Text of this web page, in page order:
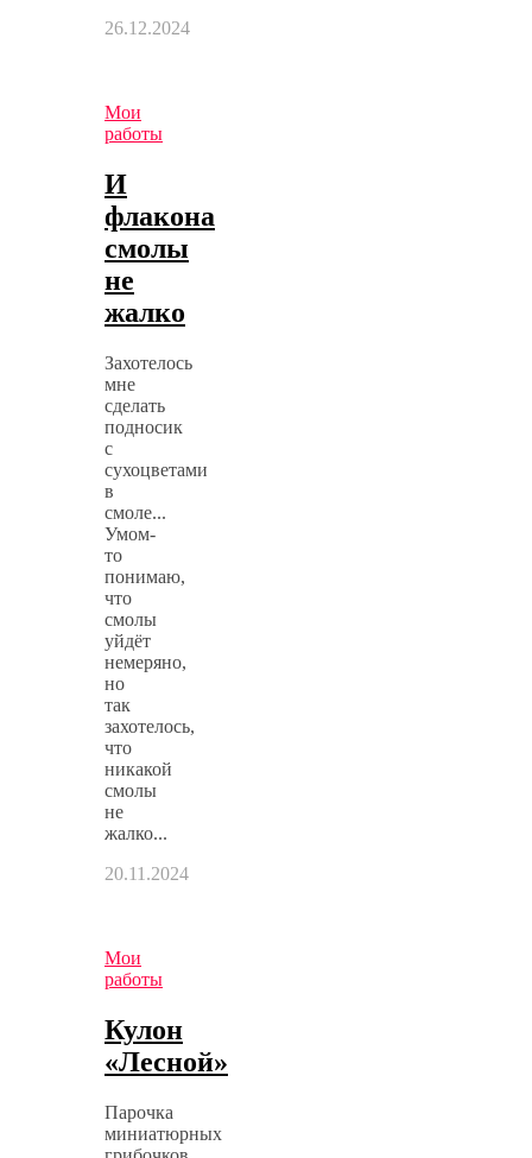
26.12.2024
Мои
работы
И
флакона
смолы
не
жалко
Захотелось
мне
сделать
подносик
с
сухоцветами
в
смоле...
Умом-
то
понимаю,
что
смолы
уйдёт
немеряно,
но
так
захотелось,
что
никакой
смолы
не
жалко...
20.11.2024
Мои
работы
Кулон
«Лесной»
Парочка
миниатюрных